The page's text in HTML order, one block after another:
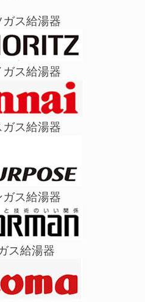
ガス給湯器
ガス給湯器
ス給湯器
ス給湯器
ス給湯器